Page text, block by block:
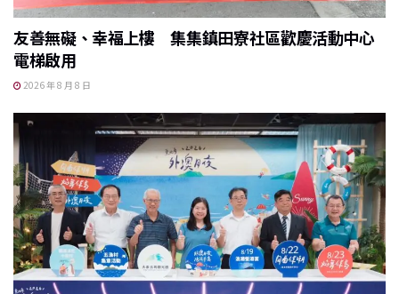
友善無礙、幸福上樓 集集鎮田寮社區歡慶活動中心
電梯啟用
2026 年 8 月 8 日